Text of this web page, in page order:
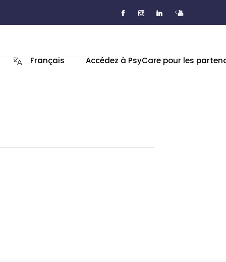
<
Français Accédez à PsyCare pour les